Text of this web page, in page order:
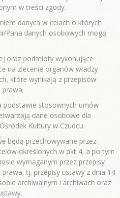
w treści zgody.
danych w celach o których
Pana danych osobowych mogą
oraz podmioty wykonujące
na zlecenie organów władzy
które wynikają z przepisów
stosownych umów
dane osobowe dla
Kultury w Czudcu.
przechowywane przez
określonych w pkt 4, a po tym
wymaganym przez przepisy
tj. przepisy ustawy z dnia 14
archiwalnym i archiwach oraz